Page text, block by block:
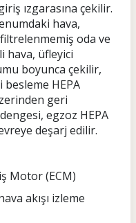
ızgarasına çekilir.
hava,
oda ve
hava, üfleyici
boyunca çekilir,
besleme HEPA
geri
egzoz HEPA
deşarj edilir.
Motor (ECM)
akışı izleme